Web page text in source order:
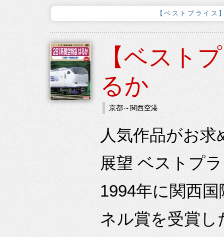
【ベストプライ
【ベスト
るか
京都～関西空港
人気作品がお
展望 ベストプ
1994年に関西
ネル賞を受賞し